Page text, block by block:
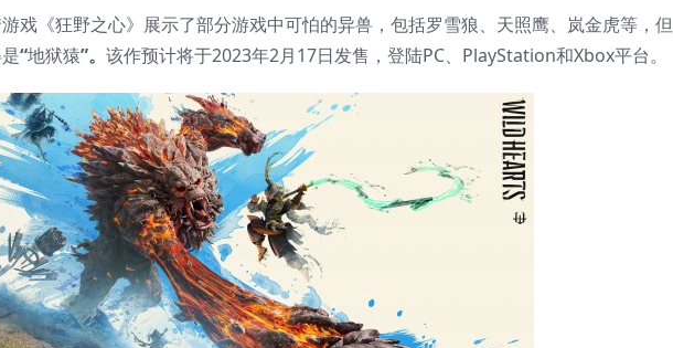
戏《狂野之心》展示了部分游戏中可怕的异兽，包括罗雪狼、天照鹰、岚金虎等，但
“地狱猿”。 该作预计将于2023年2月17日发售，登陆PC、PlayStation和Xbox平台。